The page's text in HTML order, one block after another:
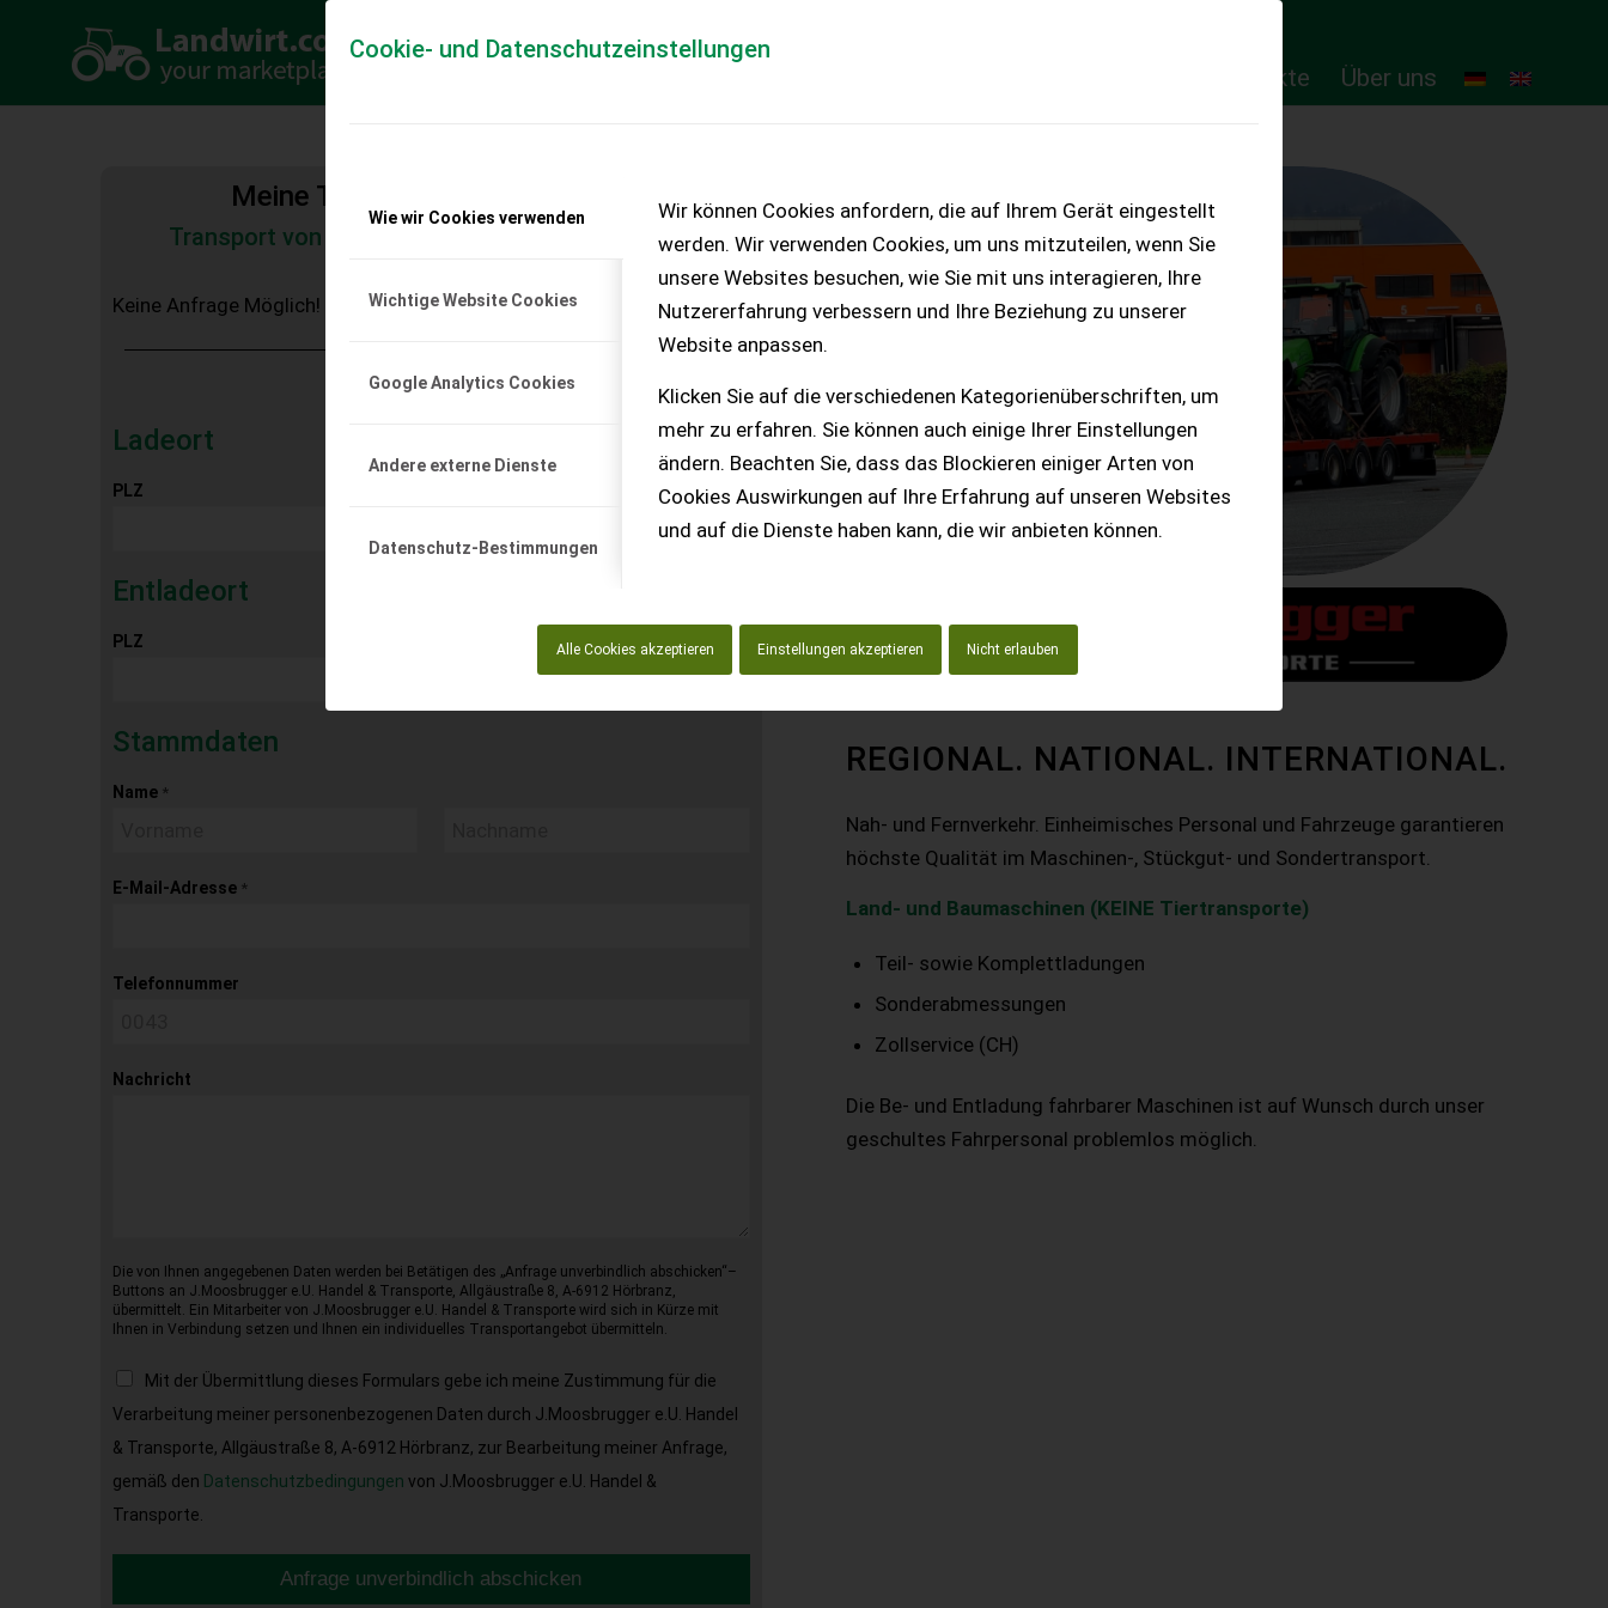
Cookie- und Datenschutzeinstellungen
Wie wir Cookies verwenden
Wichtige Website Cookies
Google Analytics Cookies
Andere externe Dienste
Datenschutz-Bestimmungen
Wir können Cookies anfordern, die auf Ihrem Gerät eingestellt
werden. Wir verwenden Cookies, um uns mitzuteilen, wenn Sie
unsere Websites besuchen, wie Sie mit uns interagieren, Ihre
Nutzererfahrung verbessern und Ihre Beziehung zu unserer
Website anpassen.
Klicken Sie auf die verschiedenen Kategorienüberschriften, um
mehr zu erfahren. Sie können auch einige Ihrer Einstellungen
ändern. Beachten Sie, dass das Blockieren einiger Arten von
Cookies Auswirkungen auf Ihre Erfahrung auf unseren Websites
und auf die Dienste haben kann, die wir anbieten können.
Alle Cookies akzeptieren Einstellungen akzeptieren Nicht erlauben
Online-Produkte Über uns
Meine Transportkostenanfrage
Transport von Land- und Baumaschinen – KEINE
Keine Anfrage Möglich!
Ladeort
PLZ
Entladeort
PLZ
Stammdaten
Name *
E-Mail-Adresse *
Telefonnummer
Nachricht
Die von Ihnen angegebenen Daten werden bei Betätigen des „Anfrage unverbindlich abschicken“–
Buttons an J.Moosbrugger e.U. Handel & Transporte, Allgäustraße 8, A-6912 Hörbranz,
übermittelt. Ein Mitarbeiter von J.Moosbrugger e.U. Handel & Transporte wird sich in Kürze mit
Ihnen in Verbindung setzen und Ihnen ein individuelles Transportangebot übermitteln.
Mit der Übermittlung dieses Formulars gebe ich meine Zustimmung für die
Verarbeitung meiner personenbezogenen Daten durch J.Moosbrugger e.U. Handel
& Transporte, Allgäustraße 8, A-6912 Hörbranz, zur Bearbeitung meiner Anfrage,
gemäß den Datenschutzbedingungen von J.Moosbrugger e.U. Handel &
Transporte.
Anfrage unverbindlich abschicken
REGIONAL. NATIONAL. INTERNATIONAL.
Nah- und Fernverkehr. Einheimisches Personal und Fahrzeuge garantieren
höchste Qualität im Maschinen-, Stückgut- und Sondertransport.
Land- und Baumaschinen (KEINE Tiertransporte)
Teil- sowie Komplettladungen
Sonderabmessungen
Zollservice (CH)
Die Be- und Entladung fahrbarer Maschinen ist auf Wunsch durch unser
geschultes Fahrpersonal problemlos möglich.